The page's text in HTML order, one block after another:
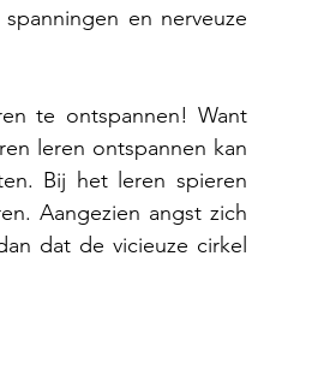
en nerveuze
te ontspannen! Want
leren ontspannen kan
Bij het leren spieren
Aangezien angst zich
dat de vicieuze cirkel